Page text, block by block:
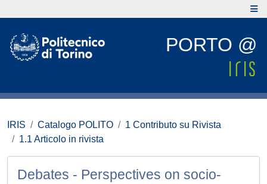
PORTO @
IRIS Catalogo POLITO
1 Contributo su Rivista
1.1 Articolo in rivista
Debates - Perspectives on socio-